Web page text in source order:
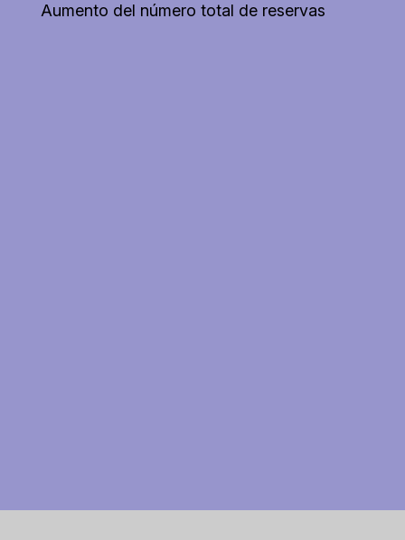
Aumento del número total de reservas